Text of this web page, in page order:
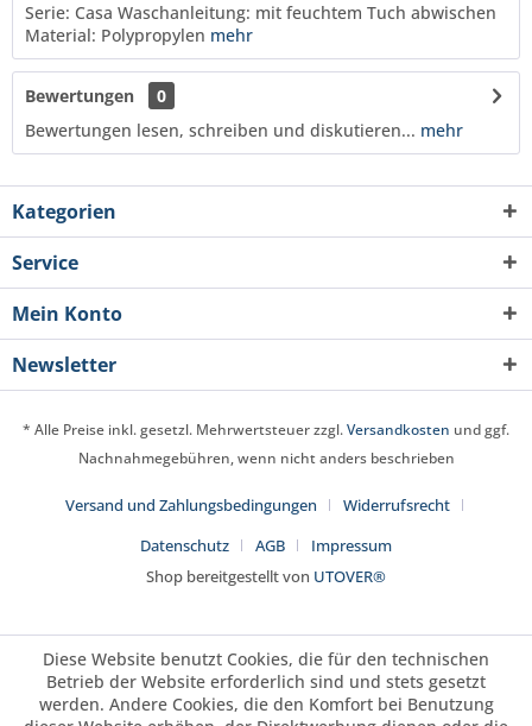
Serie: Casa Waschanleitung: mit feuchtem Tuch abwischen
Material: Polypropylen mehr
Bewertungen
0
Bewertungen lesen, schreiben und diskutieren... mehr
Kategorien
Service
Mein Konto
Newsletter
* Alle Preise inkl. gesetzl. Mehrwertsteuer zzgl.Versandkosten und ggf.
Nachnahmegebühren, wenn nicht anders beschrieben
Versand und Zahlungsbedingungen
Widerrufsrecht
Datenschutz
AGB
Impressum
Shop bereitgestellt von UTOVER®
Diese Website benutzt Cookies, die für den technischen
Betrieb der Website erforderlich sind und stets gesetzt
werden. Andere Cookies, die den Komfort bei Benutzung